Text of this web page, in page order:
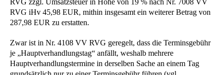
RVG iHv 45,98 EUR, mithin insgesamt ein weiterer Betrag von
287,98 EUR zu erstatten.
Zwar ist in Nr. 4108 VV RVG geregelt, dass die Terminsgebühr
je „Hauptverhandlungstag“ anfällt, weshalb mehrere
Hauptverhandlungstermine in derselben Sache an einem Tag